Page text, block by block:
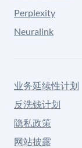
Perplexity
Neuralink
业务延续性计划
反洗钱计划
隐私政策
网站披露